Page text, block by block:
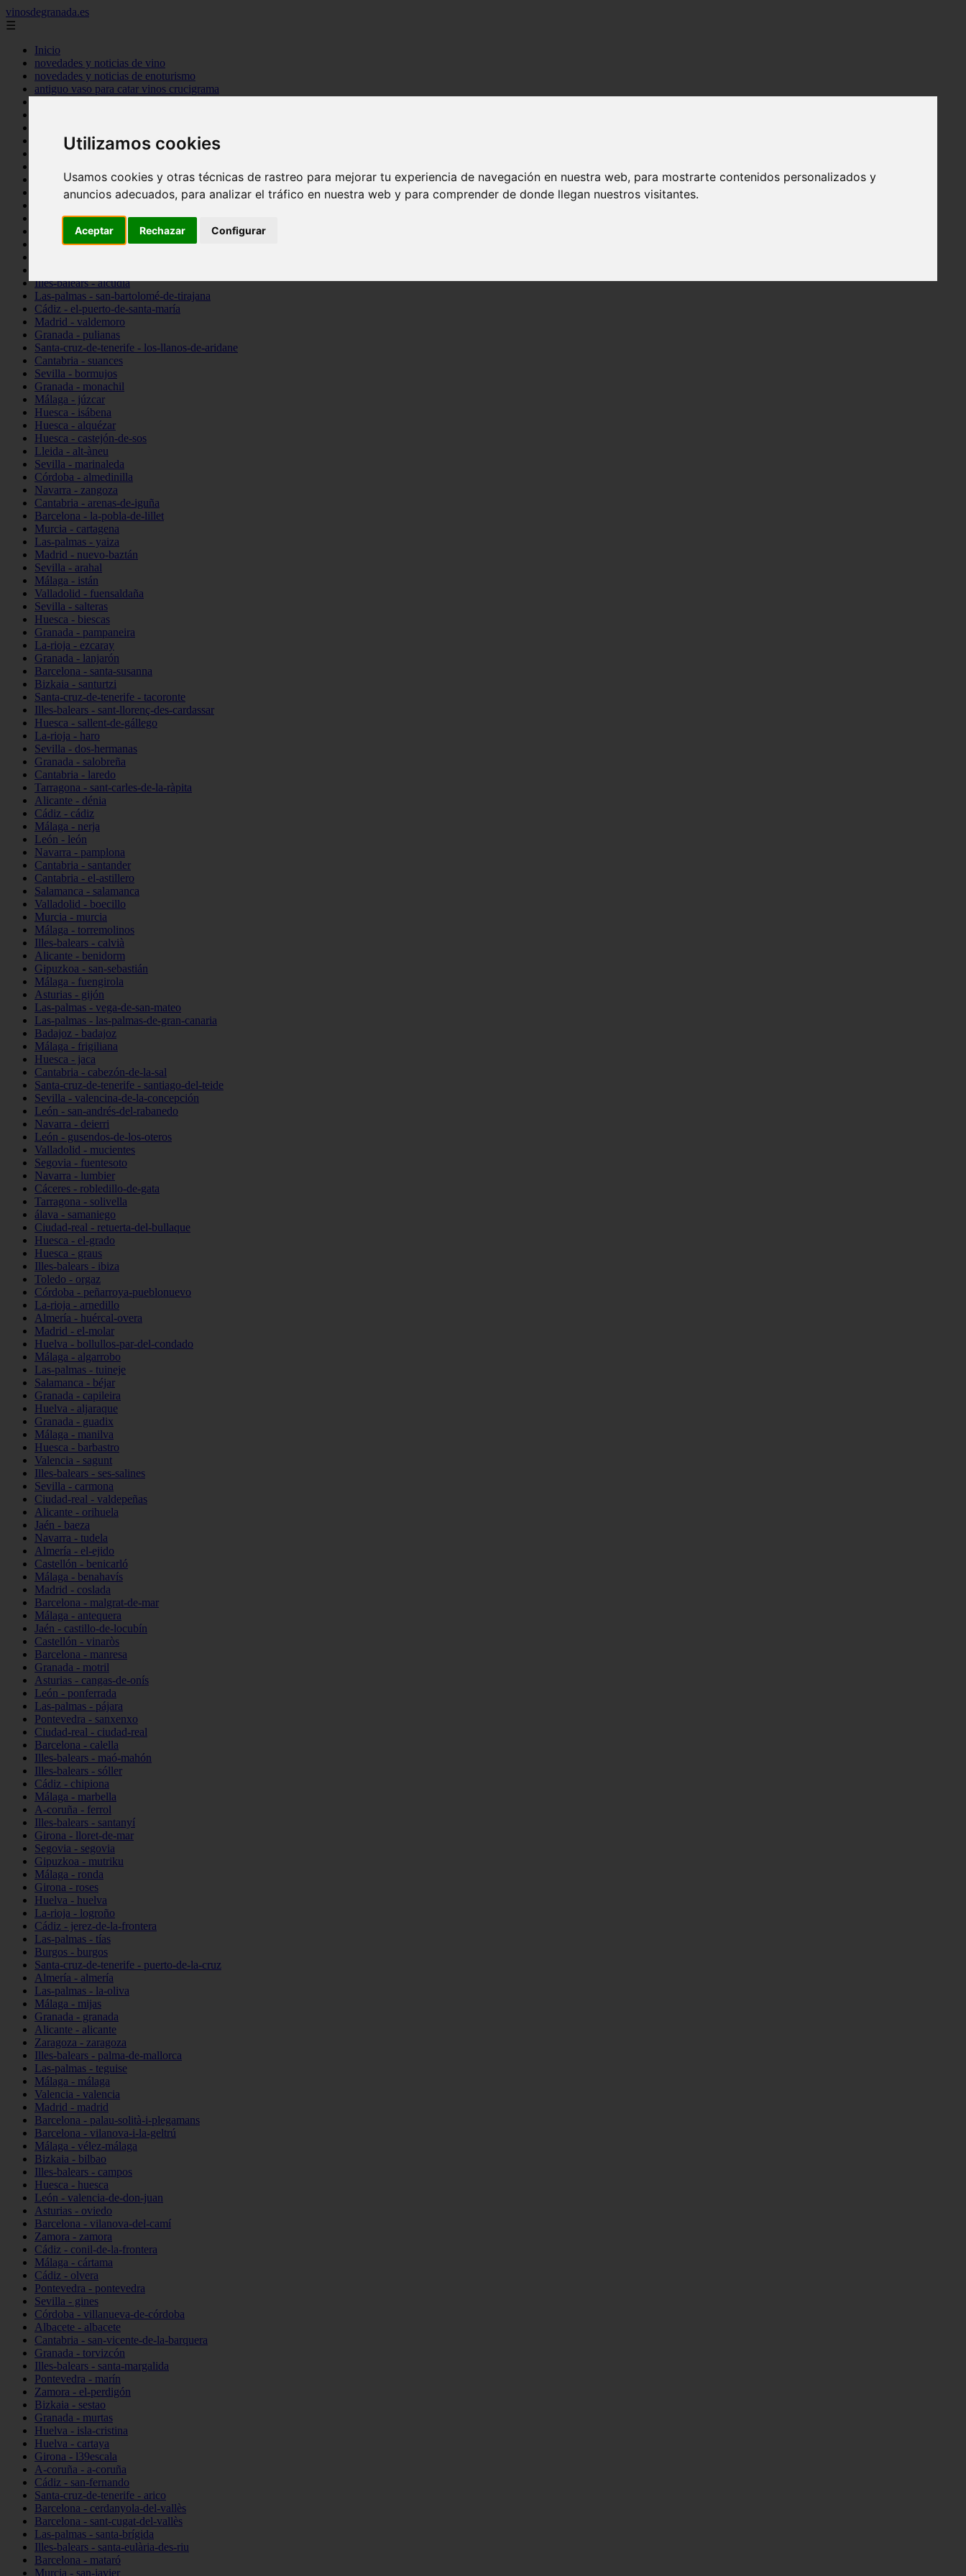
Utilizamos cookies
Usamos cookies y otras técnicas de rastreo para mejorar tu experiencia de navegación en nuestra web, para mostrarte contenidos personalizados y
anuncios adecuados, para analizar el tráfico en nuestra web y para comprender de donde llegan nuestros visitantes.
Aceptar Rechazar Configurar
vinosdegranada.es
☰
Inicio
novedades y noticias de vino
novedades y noticias de enoturismo
antiguo vaso para catar vinos crucigrama
Sevilla - sevilla
Barcelona - barcelona
Santa-cruz-de-tenerife - guía-de-isora
La-rioja - casalarreina
Almería - roquetas-de-mar
Illes-balears - alcúdia
Las-palmas - san-bartolomé-de-tirajana
Cádiz - el-puerto-de-santa-maría
Madrid - valdemoro
Granada - pulianas
Santa-cruz-de-tenerife - los-llanos-de-aridane
Cantabria - suances
Sevilla - bormujos
Granada - monachil
Málaga - júzcar
Huesca - isábena
Huesca - alquézar
Huesca - castejón-de-sos
Lleida - alt-àneu
Sevilla - marinaleda
Córdoba - almedinilla
Navarra - zangoza
Cantabria - arenas-de-iguña
Barcelona - la-pobla-de-lillet
Murcia - cartagena
Las-palmas - yaiza
Madrid - nuevo-baztán
Sevilla - arahal
Málaga - istán
Valladolid - fuensaldaña
Sevilla - salteras
Huesca - biescas
Granada - pampaneira
La-rioja - ezcaray
Granada - lanjarón
Barcelona - santa-susanna
Bizkaia - santurtzi
Santa-cruz-de-tenerife - tacoronte
Illes-balears - sant-llorenç-des-cardassar
Huesca - sallent-de-gállego
La-rioja - haro
Sevilla - dos-hermanas
Granada - salobreña
Cantabria - laredo
Tarragona - sant-carles-de-la-ràpita
Alicante - dénia
Cádiz - cádiz
Málaga - nerja
León - león
Navarra - pamplona
Cantabria - santander
Cantabria - el-astillero
Salamanca - salamanca
Valladolid - boecillo
Murcia - murcia
Málaga - torremolinos
Illes-balears - calvià
Alicante - benidorm
Gipuzkoa - san-sebastián
Málaga - fuengirola
Asturias - gijón
Las-palmas - vega-de-san-mateo
Las-palmas - las-palmas-de-gran-canaria
Badajoz - badajoz
Málaga - frigiliana
Huesca - jaca
Cantabria - cabezón-de-la-sal
Santa-cruz-de-tenerife - santiago-del-teide
Sevilla - valencina-de-la-concepción
León - san-andrés-del-rabanedo
Navarra - deierri
León - gusendos-de-los-oteros
Valladolid - mucientes
Segovia - fuentesoto
Navarra - lumbier
Cáceres - robledillo-de-gata
Tarragona - solivella
álava - samaniego
Ciudad-real - retuerta-del-bullaque
Huesca - el-grado
Huesca - graus
Illes-balears - ibiza
Toledo - orgaz
Córdoba - peñarroya-pueblonuevo
La-rioja - arnedillo
Almería - huércal-overa
Madrid - el-molar
Huelva - bollullos-par-del-condado
Málaga - algarrobo
Las-palmas - tuineje
Salamanca - béjar
Granada - capileira
Huelva - aljaraque
Granada - guadix
Málaga - manilva
Huesca - barbastro
Valencia - sagunt
Illes-balears - ses-salines
Sevilla - carmona
Ciudad-real - valdepeñas
Alicante - orihuela
Jaén - baeza
Navarra - tudela
Almería - el-ejido
Castellón - benicarló
Málaga - benahavís
Madrid - coslada
Barcelona - malgrat-de-mar
Málaga - antequera
Jaén - castillo-de-locubín
Castellón - vinaròs
Barcelona - manresa
Granada - motril
Asturias - cangas-de-onís
León - ponferrada
Las-palmas - pájara
Pontevedra - sanxenxo
Ciudad-real - ciudad-real
Barcelona - calella
Illes-balears - maó-mahón
Illes-balears - sóller
Cádiz - chipiona
Málaga - marbella
A-coruña - ferrol
Illes-balears - santanyí
Girona - lloret-de-mar
Segovia - segovia
Gipuzkoa - mutriku
Málaga - ronda
Girona - roses
Huelva - huelva
La-rioja - logroño
Cádiz - jerez-de-la-frontera
Las-palmas - tías
Burgos - burgos
Santa-cruz-de-tenerife - puerto-de-la-cruz
Almería - almería
Las-palmas - la-oliva
Málaga - mijas
Granada - granada
Alicante - alicante
Zaragoza - zaragoza
Illes-balears - palma-de-mallorca
Las-palmas - teguise
Málaga - málaga
Valencia - valencia
Madrid - madrid
Barcelona - palau-solità-i-plegamans
Barcelona - vilanova-i-la-geltrú
Málaga - vélez-málaga
Bizkaia - bilbao
Illes-balears - campos
Huesca - huesca
León - valencia-de-don-juan
Asturias - oviedo
Barcelona - vilanova-del-camí
Zamora - zamora
Cádiz - conil-de-la-frontera
Málaga - cártama
Cádiz - olvera
Pontevedra - pontevedra
Sevilla - gines
Córdoba - villanueva-de-córdoba
Albacete - albacete
Cantabria - san-vicente-de-la-barquera
Granada - torvizcón
Illes-balears - santa-margalida
Pontevedra - marín
Zamora - el-perdigón
Bizkaia - sestao
Granada - murtas
Huelva - isla-cristina
Huelva - cartaya
Girona - l39escala
A-coruña - a-coruña
Cádiz - san-fernando
Santa-cruz-de-tenerife - arico
Barcelona - cerdanyola-del-vallès
Barcelona - sant-cugat-del-vallès
Las-palmas - santa-brígida
Illes-balears - santa-eulària-des-riu
Barcelona - mataró
Murcia - san-javier